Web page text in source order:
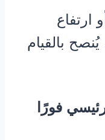
بالقيام
فورًا